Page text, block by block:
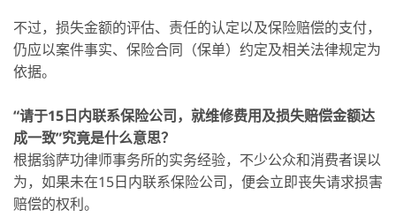
不过，损失金额的评估、责任的认定以及保险赔偿的支付，
仍应以案件事实、保险合同（保单）约定及相关法律规定为
依据。
“请于15日内联系保险公司，就维修费用及损失赔偿金额达
成一致”究竟是什么意思？
根据翁萨功律师事务所的实务经验，不少公众和消费者误以
为，如果未在15日内联系保险公司，便会立即丧失请求损害
赔偿的权利。